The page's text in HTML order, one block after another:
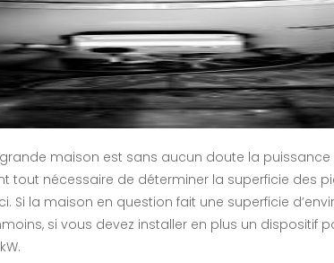
maison est sans aucun doute la
nécessaire de déterminer la superficie des
la maison en question fait une superficie
si vous devez installer en plus un dispositif